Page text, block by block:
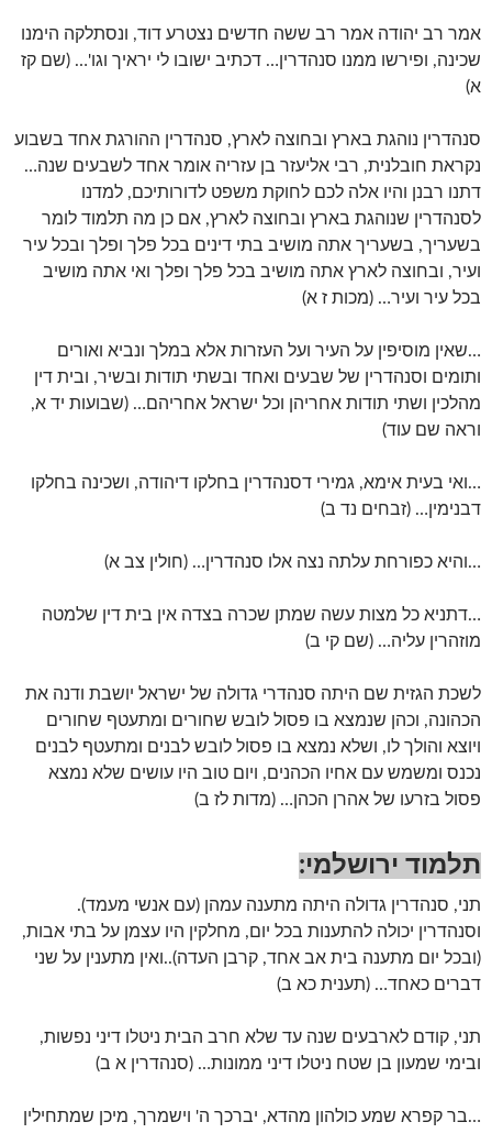
אמר רב יהודה אמר רב ששה חדשים נצטרע דוד, ונסתלקה הימנו
שכינה, ופירשו ממנו סנהדרין… דכתיב ישובו לי יראיך וגו'… (שם קז
א)
סנהדרין נוהגת בארץ ובחוצה לארץ, סנהדרין ההורגת אחד בשבוע
נקראת חובלנית, רבי אליעזר בן עזריה אומר אחד לשבעים שנה…
דתנו רבנן והיו אלה לכם לחוקת משפט לדורותיכם, למדנו
לסנהדרין שנוהגת בארץ ובחוצה לארץ, אם כן מה תלמוד לומר
בשעריך, בשעריך אתה מושיב בתי דינים בכל פלך ופלך ובכל עיר
ועיר, ובחוצה לארץ אתה מושיב בכל פלך ופלך ואי אתה מושיב
בכל עיר ועיר… (מכות ז א)
…שאין מוסיפין על העיר ועל העזרות אלא במלך ונביא ואורים
ותומים וסנהדרין של שבעים ואחד ובשתי תודות ובשיר, ובית דין
מהלכין ושתי תודות אחריהן וכל ישראל אחריהם… (שבועות יד א,
וראה שם עוד)
…ואי בעית אימא, גמירי דסנהדרין בחלקו דיהודה, ושכינה בחלקו
דבנימין… (זבחים נד ב)
…והיא כפורחת עלתה נצה אלו סנהדרין… (חולין צב א)
…דתניא כל מצות עשה שמתן שכרה בצדה אין בית דין שלמטה
מוזהרין עליה… (שם קי ב)
לשכת הגזית שם היתה סנהדרי גדולה של ישראל יושבת ודנה את
הכהונה, וכהן שנמצא בו פסול לובש שחורים ומתעטף שחורים
ויוצא והולך לו, ושלא נמצא בו פסול לובש לבנים ומתעטף לבנים
נכנס ומשמש עם אחיו הכהנים, ויום טוב היו עושים שלא נמצא
פסול בזרעו של אהרן הכהן… (מדות לז ב)
תלמוד ירושלמי:
תני, סנהדרין גדולה היתה מתענה עמהן (עם אנשי מעמד).
וסנהדרין יכולה להתענות בכל יום, מחלקין היו עצמן על בתי אבות,
(ובכל יום מתענה בית אב אחד, קרבן העדה)..ואין מתענין על שני
דברים כאחד… (תענית כא ב)
תני, קודם לארבעים שנה עד שלא חרב הבית ניטלו דיני נפשות,
ובימי שמעון בן שטח ניטלו דיני ממונות… (סנהדרין א ב)
…בר קפרא שמע כולהון מהדא, יברכך ה' וישמרך, מיכן שמתחילין